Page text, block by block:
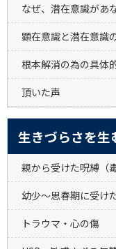
なぜ、潜在意識があ
顕在意識と潜在意識
根本解消の為の具体
頂いた声
生きづらさを生
親から受けた呪縛（
幼少～思春期に受け
トラウマ・心の傷